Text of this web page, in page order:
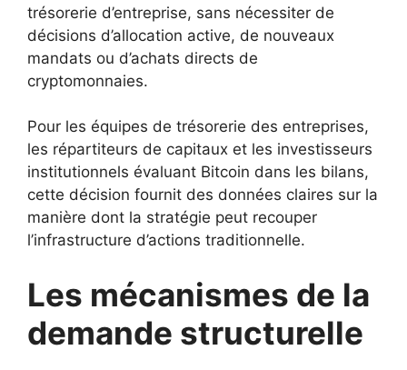
trésorerie d’entreprise, sans nécessiter de
décisions d’allocation active, de nouveaux
mandats ou d’achats directs de
cryptomonnaies.
Pour les équipes de trésorerie des entreprises,
les répartiteurs de capitaux et les investisseurs
institutionnels évaluant Bitcoin dans les bilans,
cette décision fournit des données claires sur la
manière dont la stratégie peut recouper
l’infrastructure d’actions traditionnelle.
Les mécanismes de la
demande structurelle